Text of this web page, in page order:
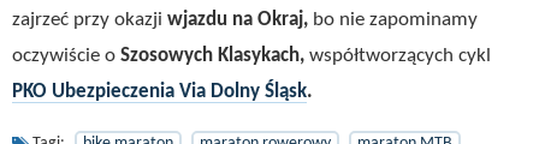
zajrzeć przy okazji wjazdu na Okraj, bo nie zapominamy
oczywiście o Szosowych Klasykach, współtworzących cykl
PKO Ubezpieczenia Via Dolny Śląsk.